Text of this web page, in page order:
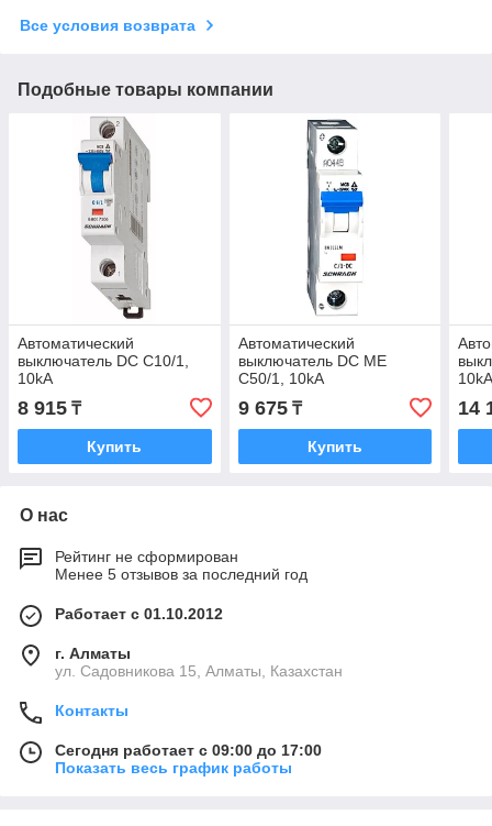
Все условия возврата
Подобные товары компании
Автоматический
выключатель DC C10/1,
10kA
8 915 ₸
Купить
Автоматический
выключатель DC ME
C50/1, 10kA
9 675₸
Купить
14
О нас
Рейтинг не сформирован
Менее 5 отзывов за последний год
Работает с 01.10.2012
г. Алматы
ул. Садовникова 15, Алматы, Казахстан
Контакты
Сегодня работает с 09:00 до 17:00
Показать весь график работы